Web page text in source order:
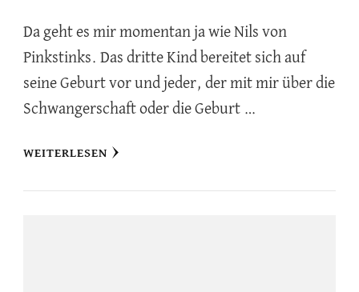
Da geht es mir momentan ja wie Nils von
Pinkstinks. Das dritte Kind bereitet sich auf
seine Geburt vor und jeder, der mit mir über die
Schwangerschaft oder die Geburt …
WEITERLESEN